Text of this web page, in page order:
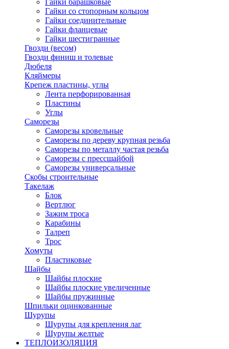
Гайки барашковые
Гайки со стопорным кольцом
Гайки соединительные
Гайки фланцевые
Гайки шестигранные
Гвозди (весом)
Гвозди финиш и толевые
Дюбеля
Кляймеры
Крепеж пластины, углы
Лента перфорированная
Пластины
Углы
Саморезы
Саморезы кровельные
Саморезы по дереву крупная резьба
Саморезы по металлу частая резьба
Саморезы с прессшайбой
Саморезы универсальные
Скобы строительные
Такелаж
Блок
Вертлюг
Зажим троса
Карабины
Талреп
Трос
Хомуты
Пластиковые
Шайбы
Шайбы плоские
Шайбы плоские увеличенные
Шайбы пружинные
Шпильки оцинкованные
Шурупы
Шурупы для крепления лаг
Шурупы желтые
ТЕПЛОИЗОЛЯЦИЯ